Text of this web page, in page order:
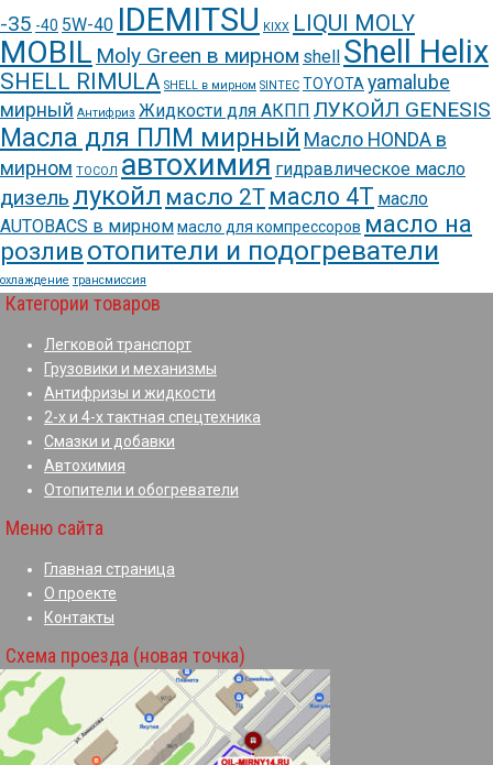
-35 -40 5W-40 IDEMITSU KIXX LIQUI MOLY
MOBIL Moly Green в мирном shell Shell Helix
SHELL RIMULA SHELL в мирном SINTEC TOYOTA yamalube
мирный Антифриз Жидкости для АКПП ЛУКОЙЛ GENESIS
Масла для ПЛМ мирный Масло HONDA в
мирном ТОСОЛ автохимия гидравлическое масло
дизель лукойл масло 2Т масло 4Т масло
AUTOBACS в мирноммасло для компрессоров масло на
розливотопители и подогреватели
охлаждение трансмиссия
Категории товаров
Легковой транспорт
Грузовики и механизмы
Антифризы и жидкости
2-х и 4-х тактная спецтехника
Смазки и добавки
Автохимия
Отопители и обогреватели
Меню сайта
Главная страница
О проекте
Контакты
Схема проезда (новая точка)